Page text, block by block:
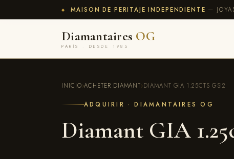
◆ MAISON DE PERITAJE INDEPENDIENTE —
Diamantaires OG
PARÍS · DESDE 1985
INICIO›ACHETER DIAMANT›DIAMANT GIA 1.25CTS GSI2
ADQUIRIR · DIAMANTAIRES OG
Diamant GIA